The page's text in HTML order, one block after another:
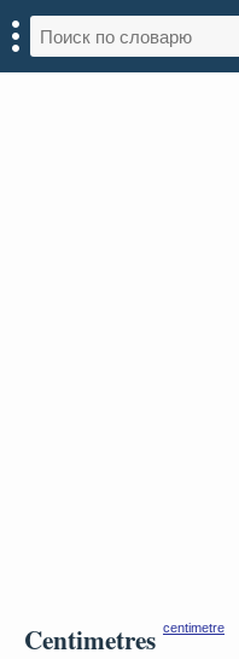
Centimetres centimetre